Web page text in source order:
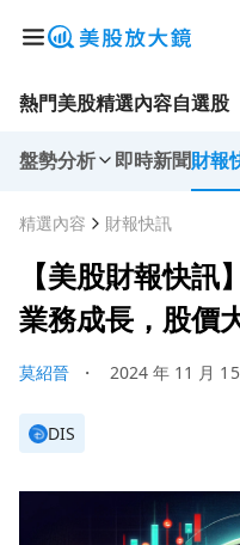
熱門美股精選內容自選股
盤勢分析 即時新聞財報
精選內容 財報快訊
【美股財報快
業務成長，股價
莫紹晉 ・ 2024 年 11 月
DIS